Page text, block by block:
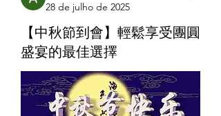
28 de julho de 2025
【中秋節到會】輕鬆享受團圓
盛宴的最佳選擇